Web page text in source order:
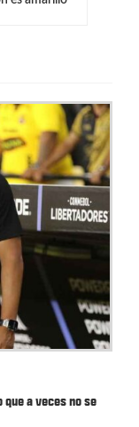
a veces no se